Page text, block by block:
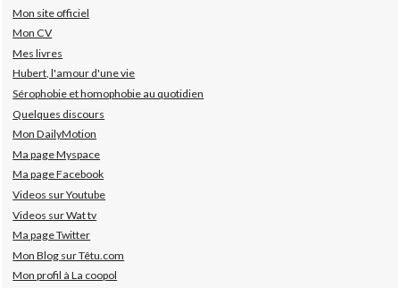
Mon site officiel
Mon CV
Mes livres
Hubert, l'amour d'une vie
Sérophobie et homophobie au quotidien
Quelques discours
Mon DailyMotion
Ma page Myspace
Ma page Facebook
Videos sur Youtube
Videos sur Wat tv
Ma page Twitter
Mon Blog sur Têtu.com
Mon profil à La coopol